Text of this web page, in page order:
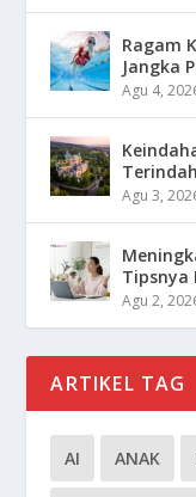
Ragam
Jangka
Agu 4,
Agu 3,
Tipsnya
Agu 2,
ARTIKEL TAG
AI ANAK